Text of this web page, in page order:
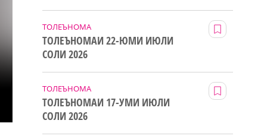
ТОЛЕЪНОМА
ТОЛЕЪНОМАИ 22-ЮМИ ИЮЛИ
СОЛИ 2026
ТОЛЕЪНОМА
ТОЛЕЪНОМАИ 17-УМИ ИЮЛИ
СОЛИ 2026